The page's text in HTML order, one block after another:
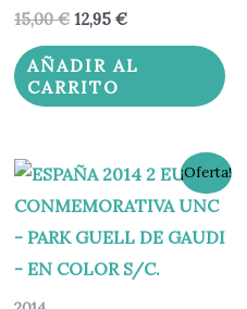
15,00€ 12,95 €
AÑADIR AL
CARRITO
¡Oferta!
El
precio
original
era:
15,00 €.
El
precio
actual
es:
12,95 €.